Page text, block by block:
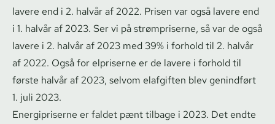
lavere end i 2. halvår af 2022. Prisen var også lavere end
i 1. halvår af 2023. Ser vi på strømpriserne, så var de også
lavere i 2. halvår af 2023 med 39% i forhold til 2. halvår
af 2022. Også for elpriserne er de lavere i forhold til
første halvår af 2023, selvom elafgiften blev genindført
1. juli 2023.
Energipriserne er faldet pænt tilbage i 2023. Det endte